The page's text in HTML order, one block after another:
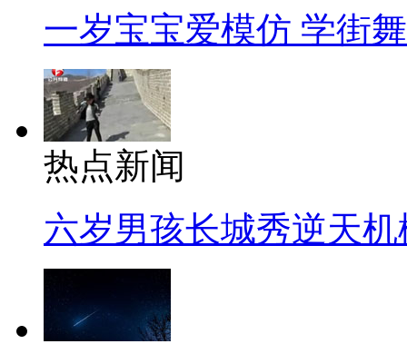
一岁宝宝爱模仿 学街
热点新闻
六岁男孩长城秀逆天机